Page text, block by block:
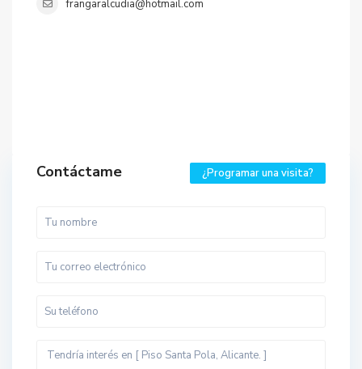
frangaralcudia@hotmail.com
Contáctame ¿Programar una visita?